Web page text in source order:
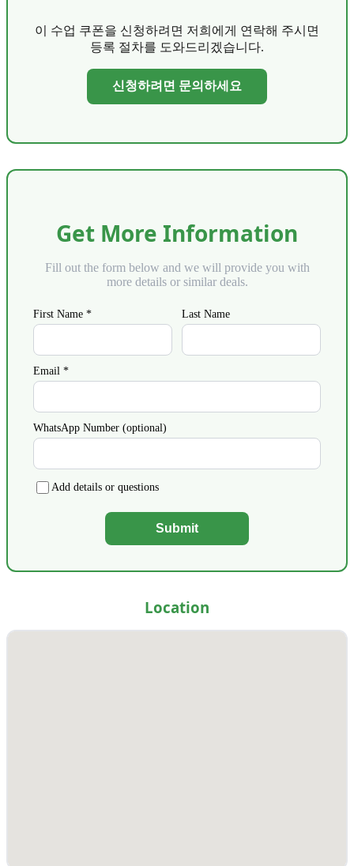
이 수업 쿠폰을 신청하려면 저희에게 연락해 주시면
등록 절차를 도와드리겠습니다.
신청하려면 문의하세요
Get More Information
Fill out the form below and we will provide you with
more details or similar deals.
First Name * Last Name
Email *
WhatsApp Number (optional)
Add details or questions
Submit
Location